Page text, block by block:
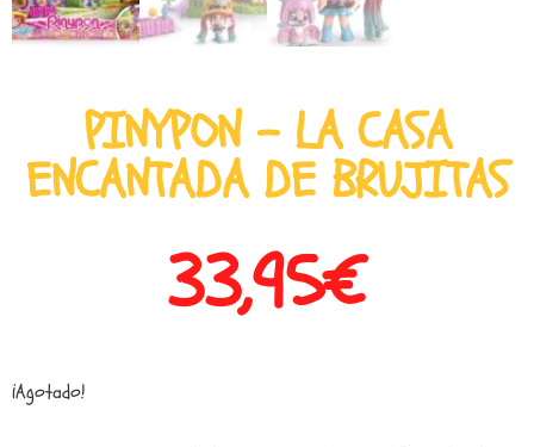
PINYPON – LA CASA
ENCANTADA DE BRUJITAS
33,95€
¡Agotado!